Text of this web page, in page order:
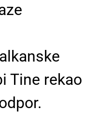
Tine rekao